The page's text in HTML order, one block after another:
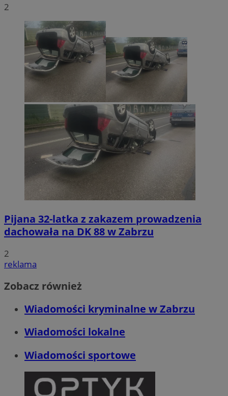
2
Pijana 32-latka z zakazem prowadzenia
dachowała na DK 88 w Zabrzu
2
reklama
Zobacz również
Wiadomości kryminalne w Zabrzu
Wiadomości lokalne
Wiadomości sportowe